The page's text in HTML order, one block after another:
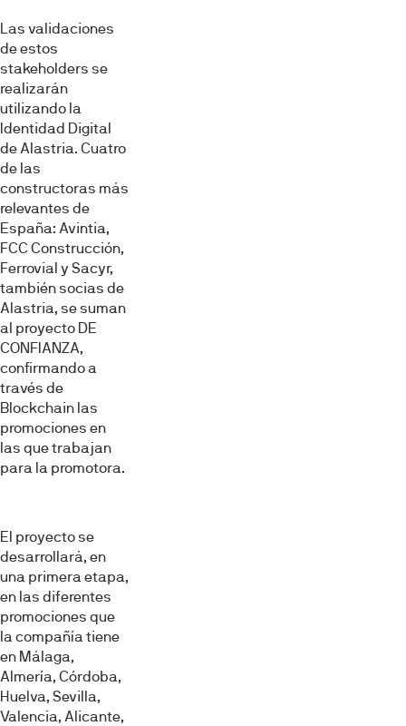
Las validaciones
de estos
stakeholders se
realizarán
utilizando la
Identidad Digital
de Alastria. Cuatro
de las
constructoras más
relevantes de
España: Avintia,
FCC Construcción,
Ferrovial y Sacyr,
también socias de
Alastria, se suman
al proyecto DE
CONFIANZA,
confirmando a
través de
Blockchain las
promociones en
las que trabajan
para la promotora.
El proyecto se
desarrollará, en
una primera etapa,
en las diferentes
promociones que
la compañía tiene
en Málaga,
Almería, Córdoba,
Huelva, Sevilla,
Valencia, Alicante,